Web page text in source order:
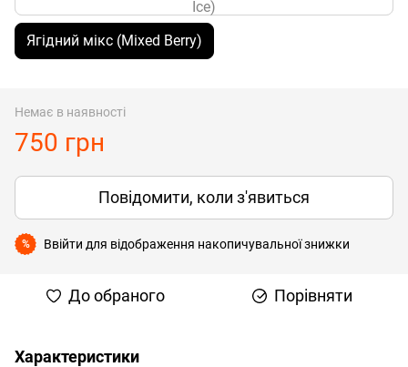
Ice)
Ягідний мікс (Mixed Berry)
Немає в наявності
750 грн
Повідомити, коли з'явиться
% Ввійти для відображення накопичувальної знижки
До обраного Порівняти
Характеристики